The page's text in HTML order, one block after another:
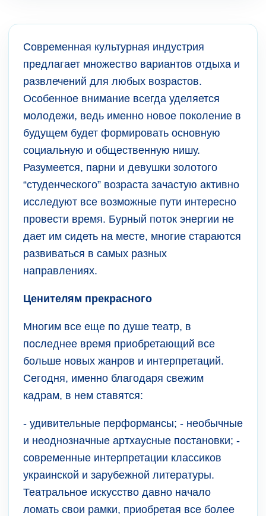
Современная культурная индустрия
предлагает множество вариантов отдыха и
развлечений для любых возрастов.
Особенное внимание всегда уделяется
молодежи, ведь именно новое поколение в
будущем будет формировать основную
социальную и общественную нишу.
Разумеется, парни и девушки золотого
“студенческого” возраста зачастую активно
исследуют все возможные пути интересно
провести время. Бурный поток энергии не
дает им сидеть на месте, многие стараются
развиваться в самых разных
направлениях.
Ценителям прекрасного
Многим все еще по душе театр, в
последнее время приобретающий все
больше новых жанров и интерпретаций.
Сегодня, именно благодаря свежим
кадрам, в нем ставятся:
- удивительные перформансы; - необычные
и неоднозначные артхаусные постановки; -
современные интерпретации классиков
украинской и зарубежной литературы.
Театральное искусство давно начало
ломать свои рамки, приобретая все более